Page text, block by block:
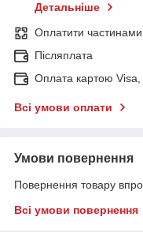
Детальніше
Оплатити частинами
Післяплата
Оплата картою
Всі умови оплати
Умови повернення
Повернення товару
Всі умови повернення